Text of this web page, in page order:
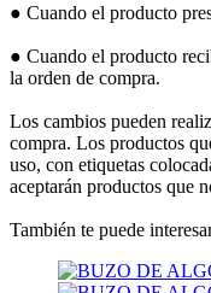
● Cuando el producto
● Cuando el producto
la orden de compra.
Los cambios pueden
compra. Los productos
uso, con etiquetas
aceptarán productos que
También te puede